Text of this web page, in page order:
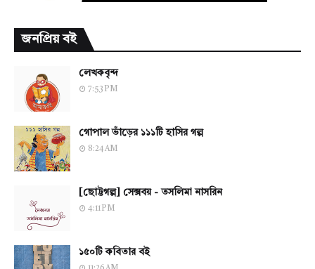
জনপ্রিয় বই
লেখকবৃন্দ
7:53 PM
গোপাল ভাঁড়ের ১১১টি হাসির গল্প
8:24 AM
[ছোট্টগল্প] সেক্সবয় - তসলিমা নাসরিন
4:11 PM
১৫০টি কবিতার বই